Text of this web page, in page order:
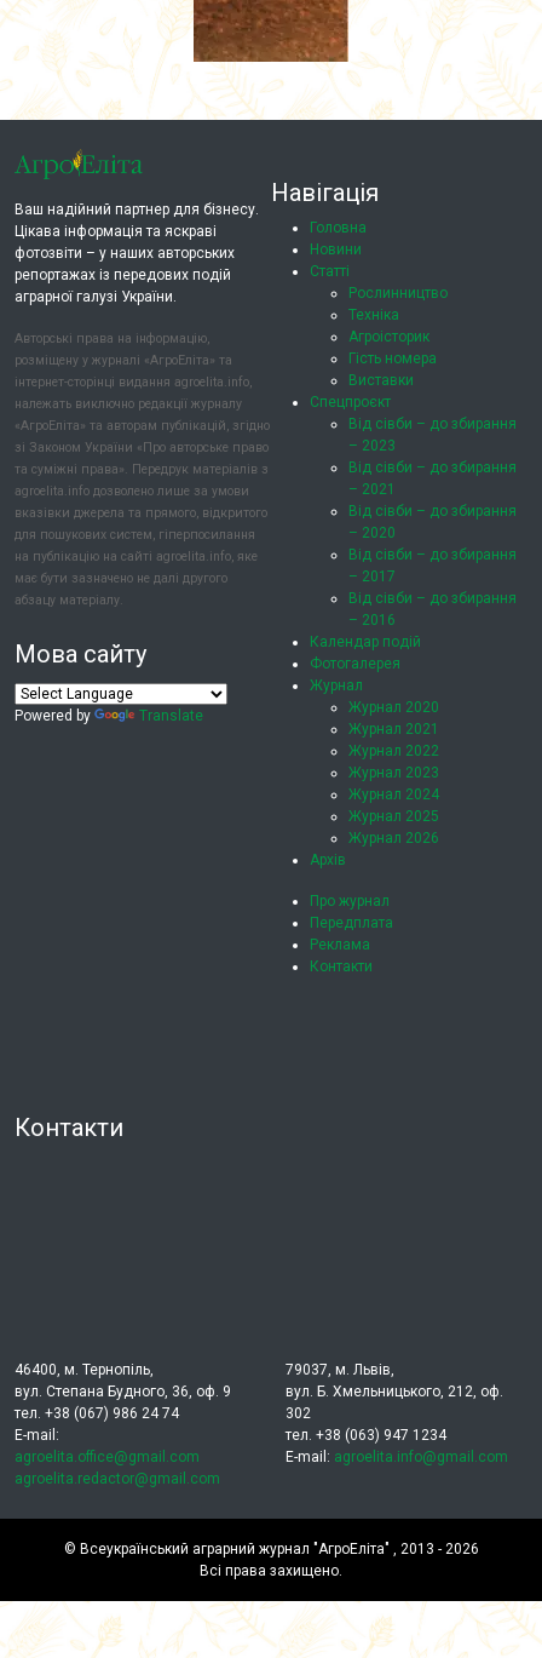
Ваш надійний партнер для бізнесу.
Цікава інформація та яскраві
фотозвіти – у наших авторських
репортажах із передових подій
аграрної галузі України.
Авторські права на інформацію,
розміщену у журналі «АгроЕліта» та
інтернет-сторінці видання agroelita.info,
належать виключно редакції журналу
«АгроЕліта» та авторам публікацій, згідно
зі Законом України «Про авторське право
та суміжні права». Передрук матеріалів з
agroelita.info дозволено лише за умови
вказівки джерела та прямого, відкритого
для пошукових систем, гіперпосилання
на публікацію на сайті agroelita.info, яке
має бути зазначено не далі другого
абзацу матеріалу.
Мова сайту
Powered by Translate
Навігація
Головна
Новини
Статті
Рослинництво
Техніка
Агроісторик
Гість номера
Виставки
Спецпроєкт
Від сівби – до збирання
– 2023
Від сівби – до збирання
– 2021
Від сівби – до збирання
– 2020
Від сівби – до збирання
– 2017
Від сівби – до збирання
– 2016
Календар подій
Фотогалерея
Журнал
Журнал 2020
Журнал 2021
Журнал 2022
Журнал 2023
Журнал 2024
Журнал 2025
Журнал 2026
Архів
Про журнал
Передплата
Реклама
Контакти
Контакти
46400, м. Тернопіль,
вул. Степана Будного, 36, оф. 9
тел. +38 (067) 986 24 74
E-mail:
agroelita.office@gmail.com
agroelita.redactor@gmail.com
79037, м. Львів,
вул. Б. Хмельницького, 212, оф.
302
тел. +38 (063) 947 1234
E-mail: agroelita.info@gmail.com
© Всеукраїнський аграрний журнал "АгроЕліта" , 2013 - 2026
Всі права захищено.